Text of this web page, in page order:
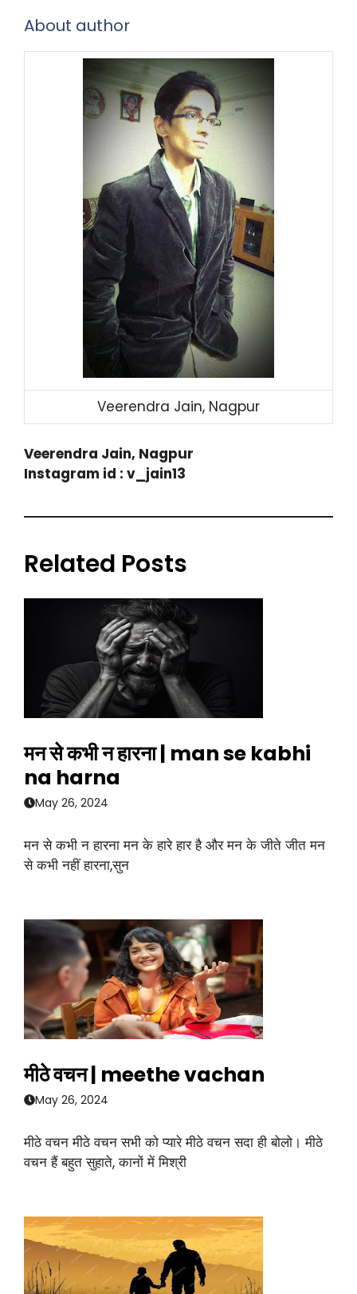
About author
Veerendra Jain, Nagpur
Veerendra Jain, Nagpur
Instagram id : v_jain13
Related Posts
मन से कभी न हारना | man se kabhi
na harna
May 26, 2024
मन से कभी न हारना मन के हारे हार है और मन के जीते जीत मन
से कभी नहीं हारना,सुन
मीठे वचन | meethe vachan
May 26, 2024
मीठे वचन मीठे वचन सभी को प्यारे मीठे वचन सदा ही बोलो। मीठे
वचन हैं बहुत सुहाते, कानों में मिश्री